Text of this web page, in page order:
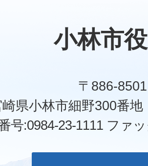
小林市
〒886-8501
崎県小林市細野300番
号:0984-23-1111 ファ